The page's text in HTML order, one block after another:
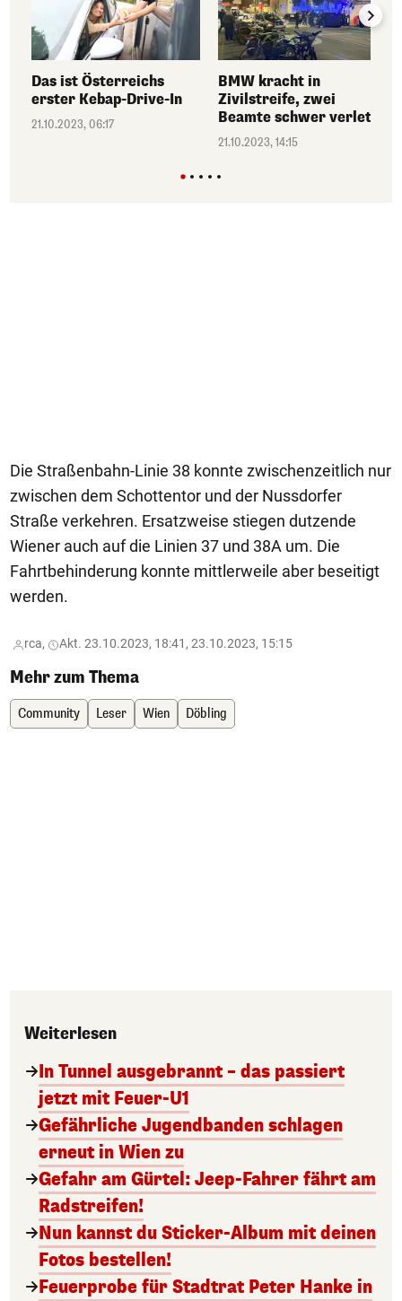
Das ist Österreichs
erster Kebap-Drive-In
21.10.2023, 06:17
BMW kracht in
Zivilstreife, zwei
Beamte schwer verletzt
21.10.2023, 14:15
Die Straßenbahn-Linie 38 konnte zwischenzeitlich nur
zwischen dem Schottentor und der Nussdorfer
Straße verkehren. Ersatzweise stiegen dutzende
Wiener auch auf die Linien 37 und 38A um. Die
Fahrtbehinderung konnte mittlerweile aber beseitigt
werden.
rca, Akt. 23.10.2023, 18:41, 23.10.2023, 15:15
Mehr zum Thema
Community Leser Wien Döbling
Weiterlesen
In Tunnel ausgebrannt – das passiert
jetzt mit Feuer-U1
Gefährliche Jugendbanden schlagen
erneut in Wien zu
Gefahr am Gürtel: Jeep-Fahrer fährt am
Radstreifen!
Nun kannst du Sticker-Album mit deinen
Fotos bestellen!
Feuerprobe für Stadtrat Peter Hanke in